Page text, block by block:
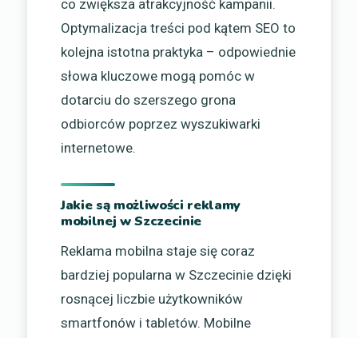
co zwiększa atrakcyjność kampanii.
Optymalizacja treści pod kątem SEO to
kolejna istotna praktyka – odpowiednie
słowa kluczowe mogą pomóc w
dotarciu do szerszego grona
odbiorców poprzez wyszukiwarki
internetowe.
Jakie są możliwości reklamy
mobilnej w Szczecinie
Reklama mobilna staje się coraz
bardziej popularna w Szczecinie dzięki
rosnącej liczbie użytkowników
smartfonów i tabletów. Mobilne